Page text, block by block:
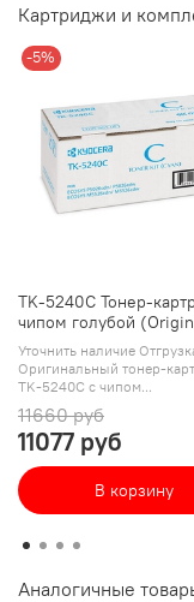
Картриджи и
-5%
TK-5240C Тонер-
чипом голубой
Уточнить наличие
Оригинальный тонер-
TK-5240C с чипом...
11660 руб
11077 руб
В корзину
Аналогичные